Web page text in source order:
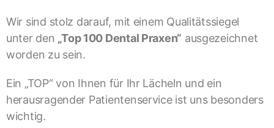
Wir sind stolz darauf, mit einem Qualitätssiegel
unter den „Top 100 Dental Praxen“ ausgezeichnet
worden zu sein.
Ein „TOP“ von Ihnen für Ihr Lächeln und ein
herausragender Patientenservice ist uns besonders
wichtig.